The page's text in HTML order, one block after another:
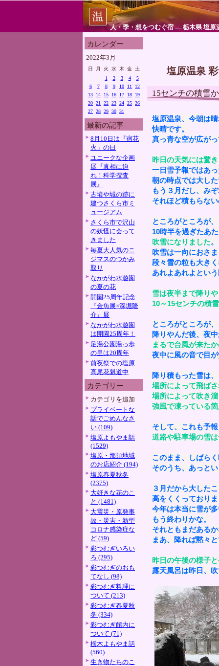
人・季・想をつむぐ宿 ― 栃木県 塩原
カレンダー
2022年3月
日 月 火 水 木 金
土
1
2 3 4
5
6
7 8 9 10 11
12
13
14 15 16 17 18
19
20 21 22 23 24 25 26
27 28 29 30 31
最新の記事
8月10日は『宿花
火」の日
ユニークな企画
展『真相に迫
れ！科学捜査
展』
古墳や城の跡に
建つさくら市ミ
ュージアム
さくら市で沢山
の妖怪に会って
きました
毎夏大人気のニ
ジマスのつかみ
取り
なかがわ水遊園
の夏の花
開園25周年記念
『金魚展×深堀隆
介』展
なかがわ水遊園
は開園25周年！
足湯公園湯っ歩
の里は20周年
前夜祭での塩原
高尾花魁道中
カテゴリー
カテゴリを追加
プライベートな
話でごめんなさ
い (109)
塩原よもやま話
(1529)
塩原・那須地域
のお店紹介 (194)
塩原春夏秋冬
(2375)
大好きな花のこ
と (1481)
大震災・原発事
故・災害・新型
コロナ感染症な
ど (59)
彩つむぎいろい
ろ (295)
彩つむぎのおも
てなし (98)
彩つむぎ料理に
ついて (213)
彩つむぎ春夏秋
冬 (334)
彩つむぎ館内に
ついて (71)
栃木よもやま話
(560)
生き物たちのこ
塩原温泉
15センチの積雪
塩原温泉、今朝は
快晴です。
真っ青な空が広が
昨日の天気には驚
一日雪予報ではあ
朝の時点では大し
もう３月だし、み
それほど積もらな
ところがところが、
10時半を過ぎたあ
吹雪になりました。
吹雪は一向におさ
段々雪の粒も大き
あれよあれよとい
雪は夜半まで降り
10～15センチの積
ところがところが、
降りやんだ後、夜
まるで台風が来た
夜中に風の音で目
降り積もった雪は、
場所によって飛ば
場所によって吹き
強風で凍っている
そして、これも予
道路や駐車場の雪
このまま、しばら
そのうち、あっと
３月だから大した
高をくくっており
今年は本当に雪が
もう終わりかな。
それともまだある
まあ、降れば黙々
昨日の午後の様子
露天風呂は昨日、